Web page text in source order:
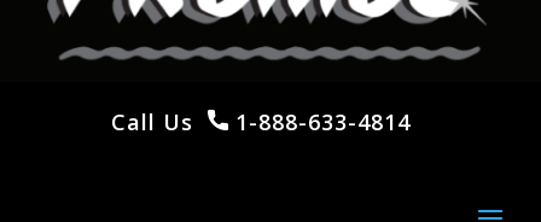
Call Us 1-888-633-4814